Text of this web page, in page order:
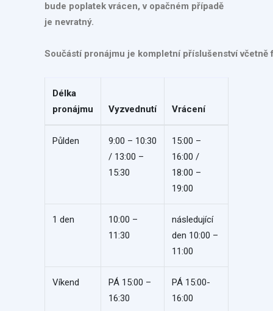
bude poplatek vrácen, v opačném případě
je nevratný.
Součástí pronájmu je kompletní příslušenství
Délka
pronájmu
Vyzvednutí Vrácení
Půlden
9:00 – 10:30
/ 13:00 –
15:30
15:00 –
16:00 /
18:00 –
19:00
1 den
10:00 –
11:30
následující
den 10:00 –
11:00
Víkend
PÁ 15:00 –
16:30
PÁ 15:00-
16:00